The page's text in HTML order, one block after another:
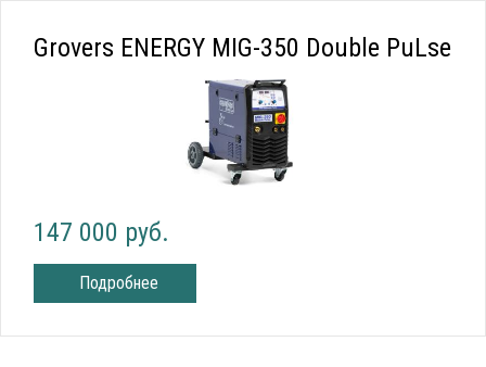
Grovers ENERGY MIG-350 Double PuLse
147 000 руб.
Подробнее